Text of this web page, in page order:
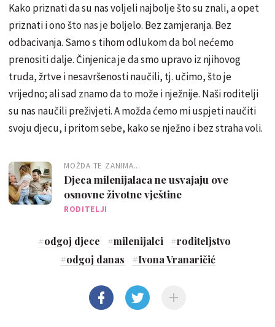
Kako priznati da su nas voljeli najbolje što su znali, a opet
priznati i ono što nas je boljelo. Bez zamjeranja. Bez
odbacivanja. Samo s tihom odlukom da bol nećemo
prenositi dalje. Činjenica je da smo upravo iz njihovog
truda, žrtve i nesavršenosti naučili, tj. učimo, što je
vrijedno; ali sad znamo da to može i nježnije. Naši roditelji
su nas naučili preživjeti. A možda ćemo mi uspjeti naučiti
svoju djecu, i pritom sebe, kako se nježno i bez straha voli.
MOŽDA TE ZANIMA...
Djeca milenijalaca ne usvajaju ove
osnovne životne vještine
RODITELJI
#odgoj djece #milenijalci #roditeljstvo
#odgoj danas #Ivona Vranaričić